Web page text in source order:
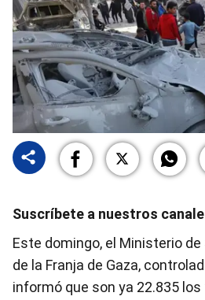
Suscríbete a nuestros
Este domingo, el Ministerio de
de la Franja de Gaza,
informó que son ya 22.835